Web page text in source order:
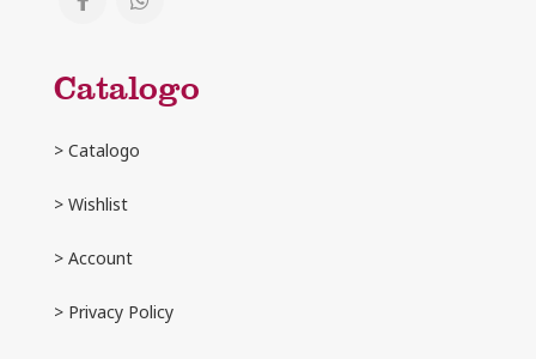
Catalogo
> Catalogo
> Wishlist
> Account
> Privacy Policy